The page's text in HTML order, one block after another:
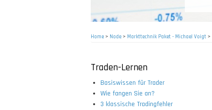
Home> Node> Markttechnik Paket - Michael Voigt >
Traden-Lernen
Basiswissen für Trader
Wie fangen Sie an?
3 klassische Tradingfehler